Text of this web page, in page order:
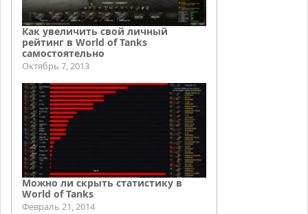
Как увеличить свой личный
рейтинг в World of Tanks
самостоятельно
Октябрь 7, 2013
Можно ли скрыть статистику в
World of Tanks
Февраль 21, 2014